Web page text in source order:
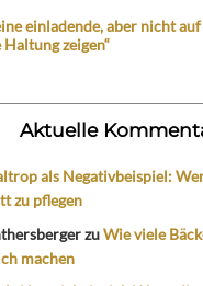
einladende, aber nicht
zeigen“
Aktuelle
als Negativbeispiel:
zu pflegen
zuWie viele
machen